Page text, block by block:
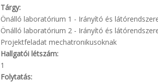
Tárgy:
Önálló laboratórium 1 - Irányító és
Önálló laboratórium 2 - Irányító és
Projektfeladat mechatronikusoknak
Hallgatói létszám:
1
Folytatás: